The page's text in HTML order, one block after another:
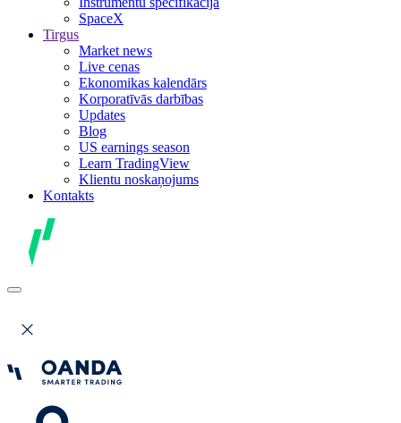
SpaceX
Tirgus
Market news
Live cenas
Ekonomikas kalendārs
Korporatīvās darbības
Updates
Blog
US earnings season
Learn TradingView
Klientu noskaņojums
Kontakts